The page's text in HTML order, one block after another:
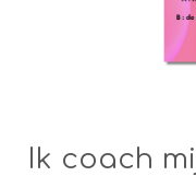
Ik coach